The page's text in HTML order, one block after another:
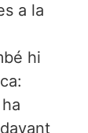
a la
hi